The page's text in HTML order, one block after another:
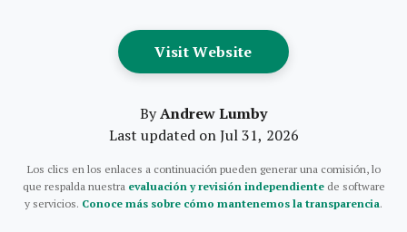
Visit WebsiteOpens New Window
ByAndrew Lumby
Last updated on Jul 31, 2026
Los clics en los enlaces a continuación pueden generar una comisión, lo
que respalda nuestra evaluación y revisión independientede software
y servicios. Conoce más sobre cómo mantenemos la transparencia.